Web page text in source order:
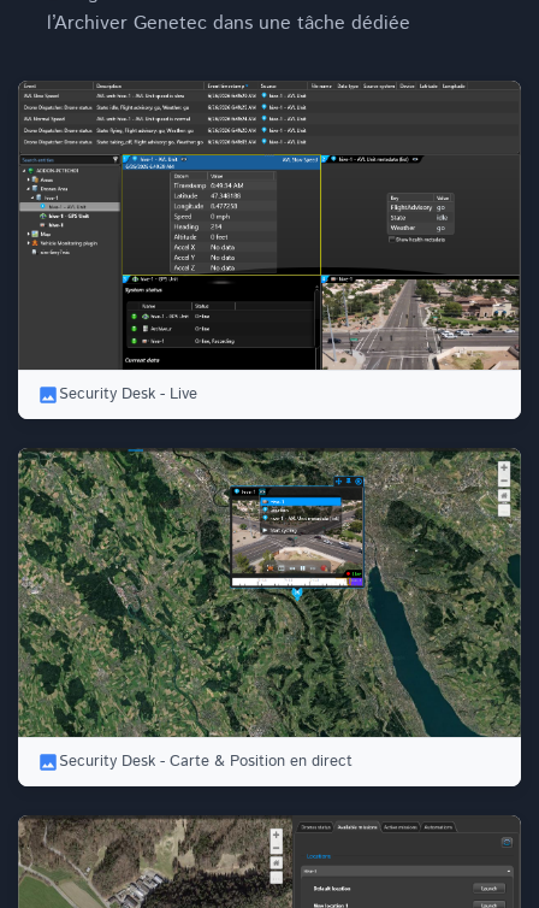
l’Archiver Genetec dans une tâche dédiée
Security Desk - Live
Security Desk - Carte & Position en direct